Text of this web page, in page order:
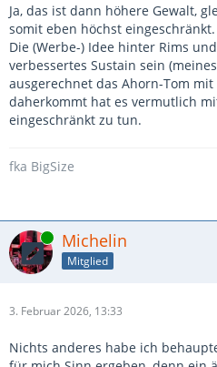
Ja, das ist dann höhere Gewalt,
somit eben höchst eingeschränkt.
Die (Werbe-) Idee hinter Rims
verbessertes Sustain sein
ausgerechnet das Ahorn-Tom
daherkommt hat es vermutlich
eingeschränkt zu tun.
fka BigSize
Online Michelin
Mitglied
3. Februar 2026, 13:33
Nichts anderes habe ich